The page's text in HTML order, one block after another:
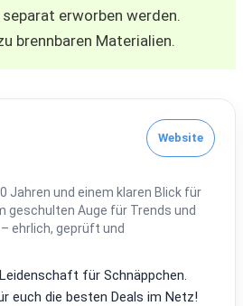
erworben werden.
brennbaren Materialien.
Website
Jahren und einem klaren Blick für
geschulten Auge für Trends und
ehrlich, geprüft und
für Schnäppchen.
euch die besten Deals im Netz!